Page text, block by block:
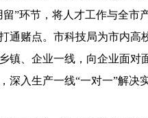
”环节，将人才工作与全市
通赌点。市科技局为市内高
镇、企业一线，向企业面对
入生产一线“一对一”解决